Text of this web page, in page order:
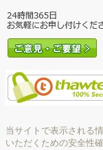
当サイトで表示される
いただくための安全性